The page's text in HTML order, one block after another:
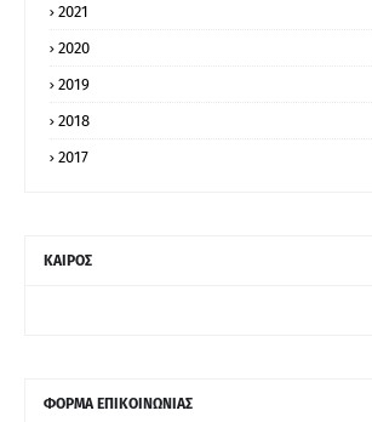
2021
2020
2019
2018
2017
ΚΑΙΡΟΣ
ΦΟΡΜΑ ΕΠΙΚΟΙΝΩΝΙΑΣ